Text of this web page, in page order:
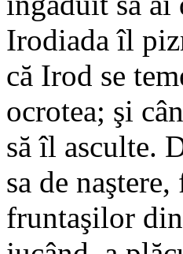
Irodiada îl
că Irod se
ocrotea; şi
să îl asculte.
sa de
fruntaşilor